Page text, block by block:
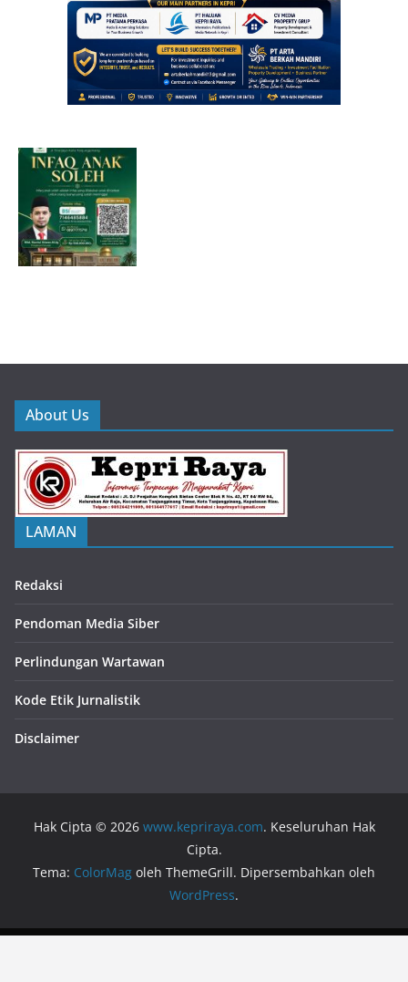
About Us
LAMAN
Redaksi
Pendoman Media Siber
Perlindungan Wartawan
Kode Etik Jurnalistik
Disclaimer
Hak Cipta © 2026 www.kepriraya.com. Keseluruhan Hak
Cipta.
Tema: ColorMag oleh ThemeGrill. Dipersembahkan oleh
WordPress.